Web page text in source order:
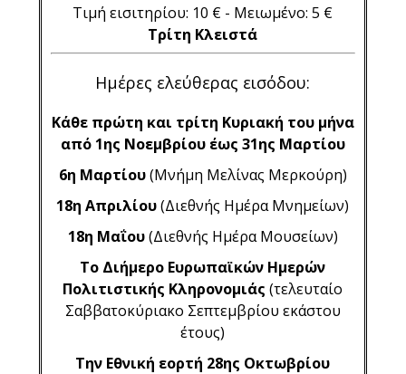
Τιμή εισιτηρίου: 10 € - Μειωμένο: 5 €
Τρίτη Κλειστά
Ημέρες ελεύθερας εισόδου:
Κάθε πρώτη και τρίτη Κυριακή του μήνα
από 1ης Νοεμβρίου έως 31ης Μαρτίου
6η Μαρτίου(Μνήμη Μελίνας Μερκούρη)
18η Απριλίου(Διεθνής Ημέρα Μνημείων)
18η Μαΐου(Διεθνής Ημέρα Μουσείων)
Το Διήμερο Ευρωπαϊκών Ημερών
Πολιτιστικής Κληρονομιάς (τελευταίο
Σαββατοκύριακο Σεπτεμβρίου εκάστου
έτους)
Την Εθνική εορτή 28ης Οκτωβρίου